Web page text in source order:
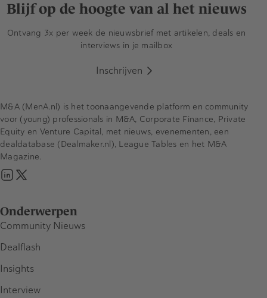
Blijf op de hoogte van al het nieuws
Ontvang 3x per week de nieuwsbrief met artikelen, deals en
interviews in je mailbox
Inschrijven
Onderwerpen
Community Nieuws
Dealflash
Insights
Interview
M&A (MenA.nl) is het toonaangevende platform en community
voor (young) professionals in M&A, Corporate Finance, Private
Equity en Venture Capital, met nieuws, evenementen, een
dealdatabase (Dealmaker.nl), League Tables en het M&A
Magazine.